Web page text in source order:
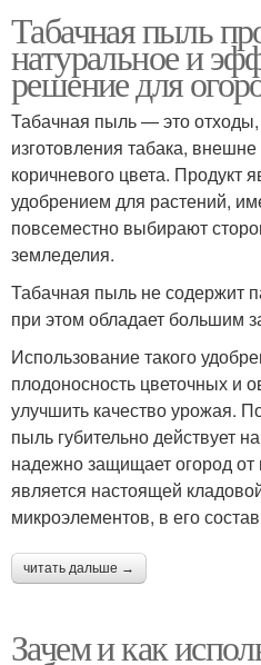
Пыль для
опрыскивания
Пыль для растений
Вред от табачной пыли
Пыль в теплице
Отвар из табачной
Табачная пыльца
Табачная пыль
натуральное и
решение для
Табачная пыль — это
изготовления табака,
коричневого цвета. Продукт
удобрением для растений,
повсеместно выбирают
земледелия.
Табачная пыль не содержит
при этом обладает большим
Использование такого
плодоносность цветочных и
улучшить качество урожая.
пыль губительно действует
надежно защищает огород
является настоящей
микроэлементов, в его
читать дальше →
Зачем и как